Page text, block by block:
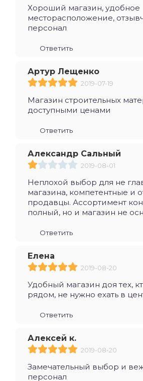
Хороший магазин, удобное
месторасположение,
персонал
Ответить
Артур Лещенко
2019-07-19
Магазин строительных
доступными ценами
Ответить
Александр Сальный
2019-08-01
Неплохой выбор для не
магазина, компетентные и
продавцы. Ассортимент
полный, но и магазин не
Ответить
Елена
2019-08-20
Удобный магазин доя тех,
рядом, не нужно ехать в
Ответить
Алексей к.
2019-08-20
Замечательный выбор и
персонал